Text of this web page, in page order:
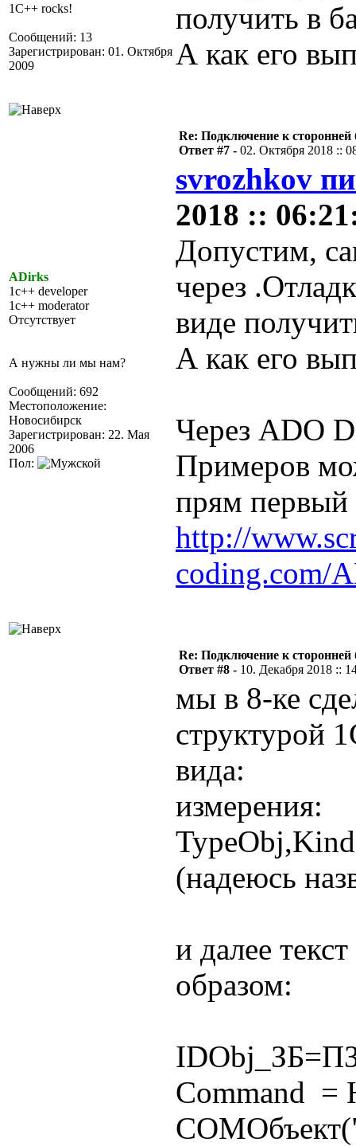
1C++ rocks!
Сообщений: 13
Зарегистрирован: 01. Октября
2009
получить в
А как его
ADirks
1c++ developer
1c++ moderator
Отсутствует
А нужны ли мы нам?
Сообщений: 692
Местоположение:
Новосибирск
Зарегистрирован: 22. Мая
2006
Пол:
Re: Подключение к сторонней
Ответ #7 - 02. Октября 2018 ::
svrozhkov
2018 ::
Допустим,
через
виде
А как его
Через ADO
Примеров
прям
http://
coding.com/
Re: Подключение к сторонней
Ответ #8 - 10. Декабря 2018 ::
мы в 8-ке
структурой
вида:
измерения:
(надеюсь
и далее
образом:
Command =